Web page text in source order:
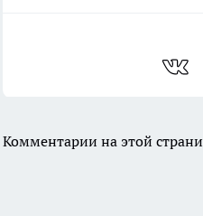
Комментарии на этой